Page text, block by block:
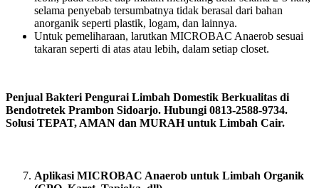
selama penyebab tersumbatnya tidak berasal dari bahan
anorganik seperti plastik, logam, dan lainnya.
Untuk pemeliharaan, larutkan MICROBAC Anaerob sesuai
takaran seperti di atas atau lebih, dalam setiap closet.
Penjual Bakteri Pengurai Limbah Domestik Berkualitas di
Bendotretek Prambon Sidoarjo. Hubungi 0813-2588-9734.
Solusi TEPAT, AMAN dan MURAH untuk Limbah Cair.
Aplikasi MICROBAC Anaerob untuk Limbah Organik